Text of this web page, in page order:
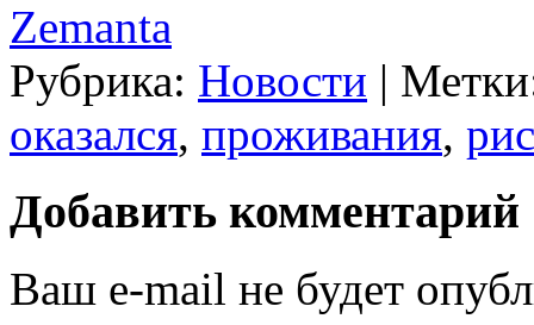
Zemanta
Рубрика: Новости |
оказался, проживания,
Добавить комментарий
Ваш e-mail не будет